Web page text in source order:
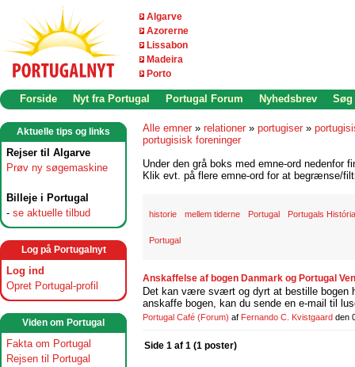
Algarve
Azorerne
Lissabon
Madeira
Porto
Forside Nyt fra Portugal Portugal Forum Nyhedsbrev Søg
Aktuelle tips og links
Rejser til Algarve
Prøv ny søgemaskine
Billeje i Portugal
- se aktuelle tilbud
Log på Portugalnyt
Log ind
Opret Portugal-profil
Viden om Portugal
Fakta om Portugal
Rejsen til Portugal
Alle emner » relationer » portugiser »
portugisisk foreninger
Under den grå boks med emne-ord nedenfor
Klik evt. på flere emne-ord for at begrænse/
historie mellem tiderne Portugal Portugals História
Portugal
Anskaffelse af bogen Danmark og Portugal
Det kan være svært og dyrt at bestille bogen
anskaffe bogen, kan du sende en e-mail til
Portugal Café (Forum) af Fernando C. Kvistgaard den
Side 1 af 1 (1 poster)